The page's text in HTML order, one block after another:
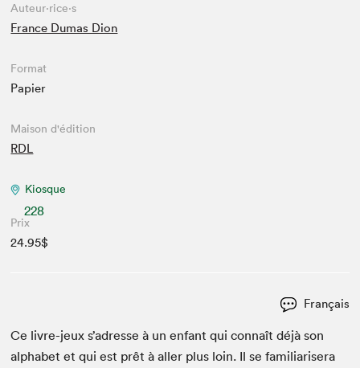
Auteur·rice·s
France Dumas Dion
Format
Papier
Maison d'édition
RDL
Kiosque
228
Prix
24.95$
Français
Ce livre-jeux s’adresse à un enfant qui con­naît déjà son
alpha­bet et qui est prêt à aller plus loin. Il se famil­iaris­era